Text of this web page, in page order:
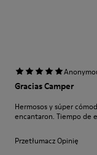
Gracias Camper
Hermosos y súper
encantaron. Tiempo de
Przetłumacz Opinię